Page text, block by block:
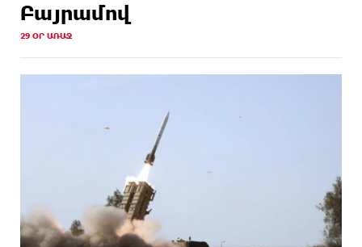
Բայրամով
29 ՕՐ ԱՌԱՋ